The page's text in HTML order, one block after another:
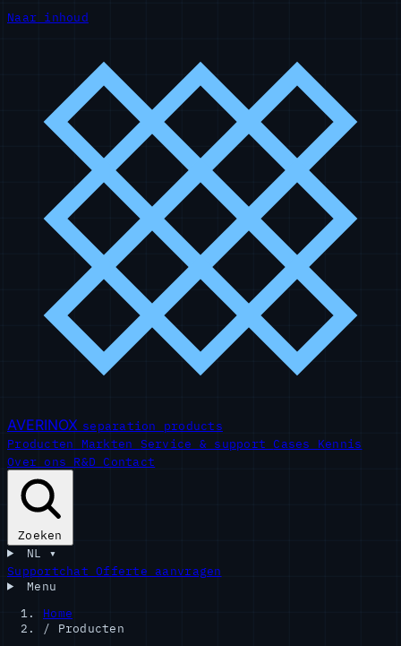
Naar inhoud
AVERINOX separation products
Producten Markten Service & support Cases Kennis
Over ons R&D Contact
Zoeken
NL ▾
SupportchatOfferte aanvragen
Menu
Home
/
Producten